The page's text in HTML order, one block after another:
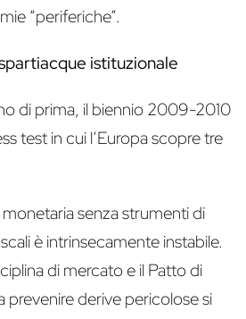
“periferiche”.
istituzionale
di prima, il biennio 2009-2010
test in cui l’Europa scopre tre
senza strumenti di
è intrinsecamente instabile.
di mercato e il Patto di
prevenire derive pericolose si